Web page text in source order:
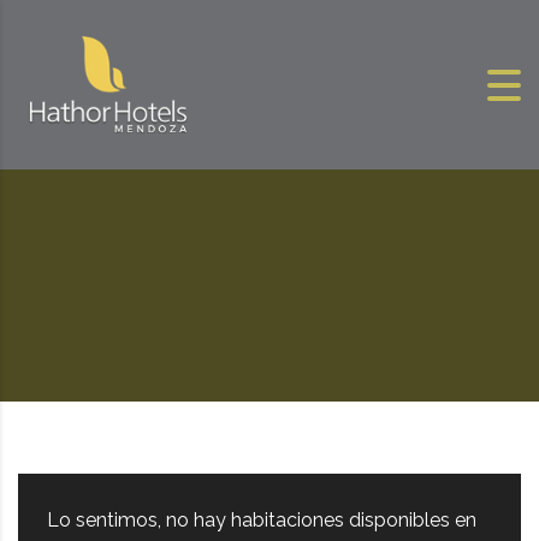
Lo sentimos, no hay habitaciones disponibles en